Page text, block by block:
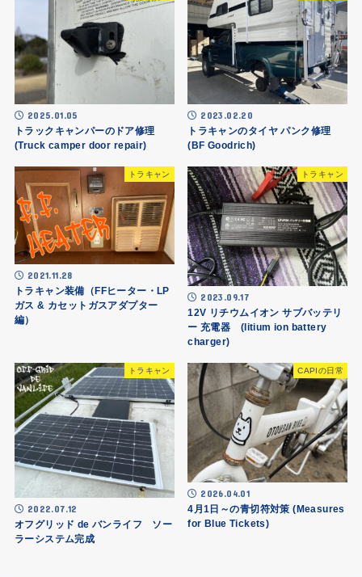
2025.01.05
トラックキャンパーのドア修理
(Truck camper door repair)
2023.02.20
トラキャンのタイヤ パンク修理
(BF Goodrich)
トラキャン
2021.11.28
トラキャン装備（FFヒーター・LP
ガス & カセットガスアダプター
編）
トラキャン
2023.09.17
12V リチウムイオン サブバッテリ
ー 充電器 (litium ion battery
charger)
トラキャン
2022.07.12
オフグリッド de バンライフ ソー
ラーシステム完成
CAPIの日常
2026.04.01
4月1日～の青切符対策 (Measures
for Blue Tickets)